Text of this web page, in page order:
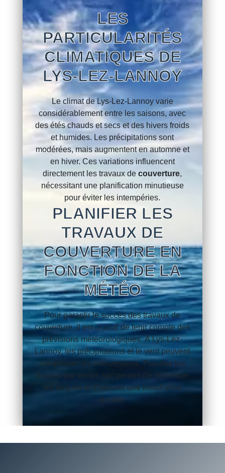
LES
PARTICULARITÉS
CLIMATIQUES DE
LYS-LEZ-LANNOY
Le climat de Lys-Lez-Lannoy varie
considérablement entre les saisons, avec
des étés chauds et secs et des hivers froids
et humides. Les précipitations sont
modérées, mais augmentent en automne et
en hiver. Ces variations influencent
directement les travaux decouverture,
nécessitant une planification minutieuse
pour éviter les intempéries.
PLANIFIER LES
TRAVAUX DE
COUVERTURE EN
FONCTION DE LA
MÉTÉO
Pour garantir le succès des travaux de
couverture, il est crucial de tenir compte des
prévisions météorologiques. À Lys-Lez-
Lannoy, les précipitations et le vent peuvent
compliquer les interventions. Planifier les
travaux par temps sec permet de minimiser
les risques et d'assurer une installation
durable.